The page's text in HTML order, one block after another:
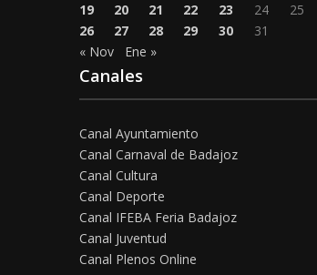
19
20 21 22 23 24
25
26
27 28 29 30
31
« Nov
Ene »
Canales
Canal Ayuntamiento
Canal Carnaval de Badajoz
Canal Cultura
Canal Deporte
Canal IFEBA Feria Badajoz
Canal Juventud
Canal Plenos Online